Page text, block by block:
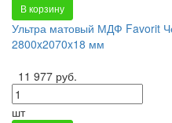
В корзину
Ультра матовый МДФ Favorit
2800x2070x18 мм
11 977 руб.
шт